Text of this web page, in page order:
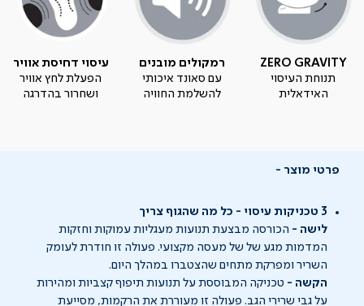
ZERO GRAVITY
תנוחת העיסוי
האידאלית
רמקולים מובנים
עם סאונד איכותי
להשלמת החוויה
עיסוי דחיסת אוויר
הפעלת לחץ אוויר
ושחרור בהדרגה
פרטי מוצר
3 טכניקות עיסוי - כל מה שהגוף צריך
לישה - הכורסה מבצעת תנועות מעגליות עמוקות וחזקות
המדמות מגע של של מעסה מקצועי. פעולה זו חודרת לעומק
השריר ומפרקת מתחים שהצטברו במהלך היום.
הקשה - טכניקה המבוססת על תנועות תיפוף קצביות ומהירות
על גבי שרירי הגב. פעולה זו מעוררת את הרקמות, מסייעת